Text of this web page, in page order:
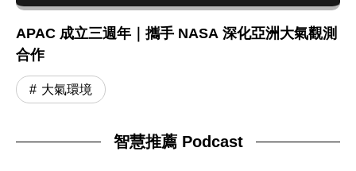
APAC 成立三週年｜攜手 NASA 深化亞洲大氣觀測
合作
大氣環境
智慧推薦 Podcast